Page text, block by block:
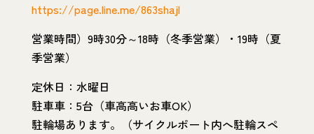
https://page.line.me/863shajl
営業時間）9時30分～18時（冬季営業）・19時（夏
季営業）
定休日：水曜日
駐車車：5台（車高高いお車OK）
駐輪場あります。（サイクルポート内へ駐輪スペ